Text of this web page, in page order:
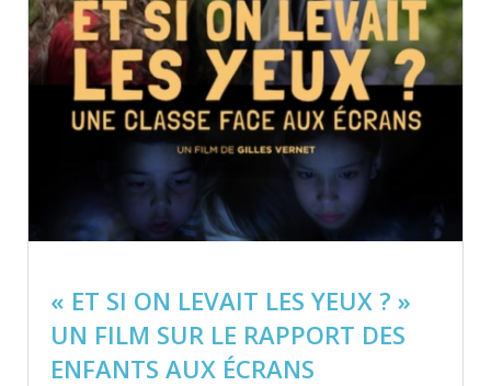
« ET SI ON LEVAIT LES YEUX ? »
UN FILM SUR LE RAPPORT DES
ENFANTS AUX ÉCRANS